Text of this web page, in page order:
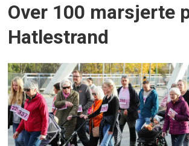
Over 100 marsjerte
Hatlestrand